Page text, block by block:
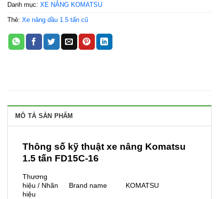
Danh mục: XE NÂNG KOMATSU
Thẻ: Xe nâng dầu 1.5 tấn cũ
MÔ TẢ SẢN PHẨM
Thông số kỹ thuật xe nâng Komatsu
1.5 tấn FD15C-16
Thương
hiệu / Nhãn
hiệu
Brand name KOMATSU